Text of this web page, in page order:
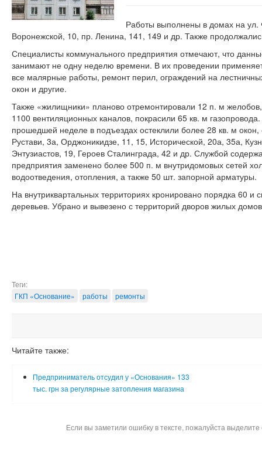
Работы выполнены в домах на
Воронежской, 10, пр. Ленина, 141, 149 и др. Также
Специалисты коммунального предприятия отмечают, что
занимают не одну неделю времени. В их проведении
все малярные работы, ремонт перил, ограждений на
окон и другие.
Также «жилищники» планово отремонтировали 12 п. м
1100 вентиляционных каналов, покрасили 65 кв. м
прошедшей неделе в подъездах остеклили более 28 кв. м
Рустави, 3а, Орджоникидзе, 11, 15, Исторической, 20а, 35а,
Энтузиастов, 19, Героев Сталинграда, 42 и др. Службой
предприятия заменено более 500 п. м внутридомовых сетей
водоотведения, отопления, а также 50 шт. запорной арматуры.
На внутриквартальных территориях кронировано порядка 60
деревьев. Убрано и вывезено с территорий дворов жилых
Теги:
ГКП «Основание»
работы ремонты
Читайте также:
Предприниматель отсудил у «Основания» 133
тыс. грн за регулярные затопления магазина
Если вы заметили ошибку в тексте, пожалуйста